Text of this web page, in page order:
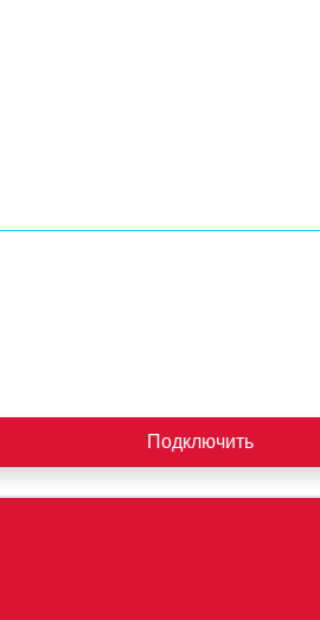
Подключить